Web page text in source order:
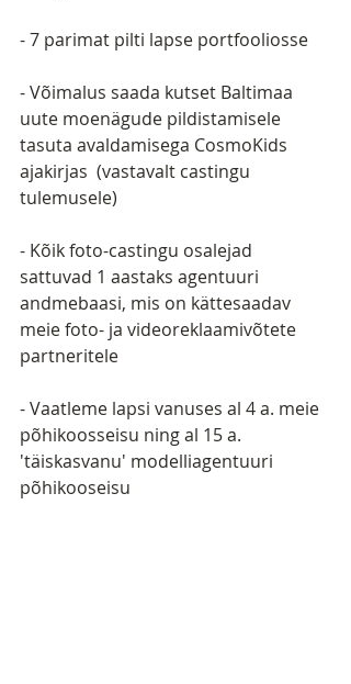
- 7 parimat pilti lapse portfooliosse
- Võimalus saada kutset Baltimaa
uute moenägude pildistamisele
tasuta avaldamisega CosmoKids
ajakirjas  (vastavalt castingu
tulemusele)
- Kõik foto-castingu osalejad
sattuvad 1 aastaks agentuuri
andmebaasi, mis on kättesaadav
meie foto- ja videoreklaamivõtete
partneritele
- Vaatleme lapsi vanuses al 4 a. meie
põhikoosseisu ning al 15 a.
'täiskasvanu' modelliagentuuri
põhikooseisu